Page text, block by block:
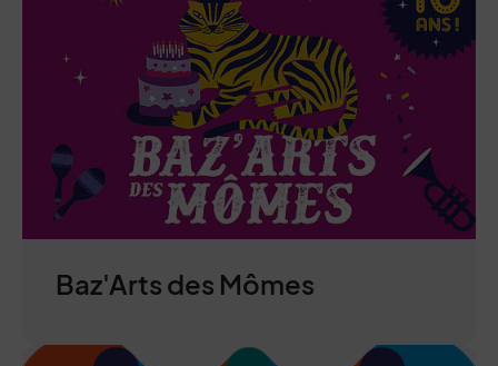
Baz'Arts des Mômes